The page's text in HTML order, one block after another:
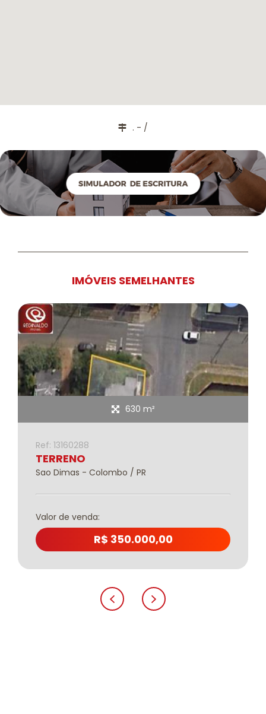
. - /
IMÓVEIS SEMELHANTES
630 m²
Ref: 13160288
TERRENO
Sao Dimas - Colombo / PR
Valor de venda:
R$ 350.000,00